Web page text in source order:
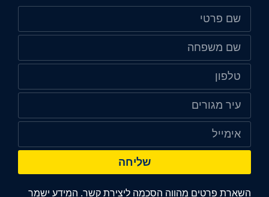
שליחה
השארת פרטים מהווה הסכמה ליצירת קשר. המידע ישמר